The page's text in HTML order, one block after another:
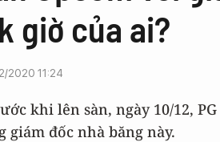
giờ của ai?
2020 11:24
khi lên sàn, ngày 10/12,
giám đốc nhà băng này.